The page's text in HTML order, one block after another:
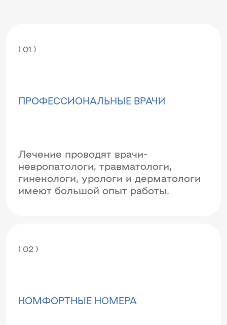
( 01 )
ПРОФЕССИОНАЛЬНЫЕ ВРАЧИ
Лечение проводят врачи-
невропатологи, травматологи,
гинекологи, урологи и дерматологи
имеют большой опыт работы.
( 02 )
КОМФОРТНЫЕ НОМЕРА